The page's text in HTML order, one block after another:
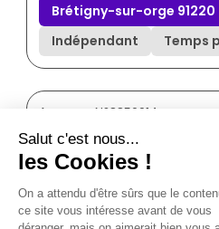
Brétigny-sur-orge 91220
Indépendant
Temps
Annonce N°8856014
il y a 21 jours (17/07/2026)
New Immo Group
Conseiller